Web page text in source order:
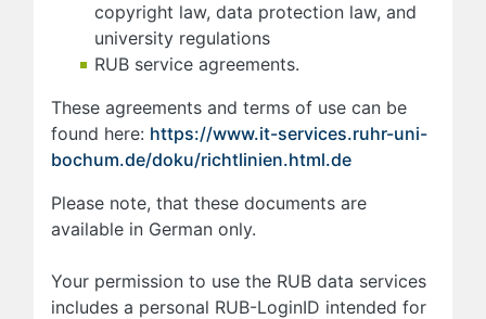
copyright law, data protection law, and
university regulations
RUB service agreements.
These agreements and terms of use can be
found here: https://www.it-services.ruhr-uni-
bochum.de/doku/richtlinien.html.de
Please note, that these documents are
available in German only.
Your permission to use the RUB data services
includes a personal RUB-LoginID intended for